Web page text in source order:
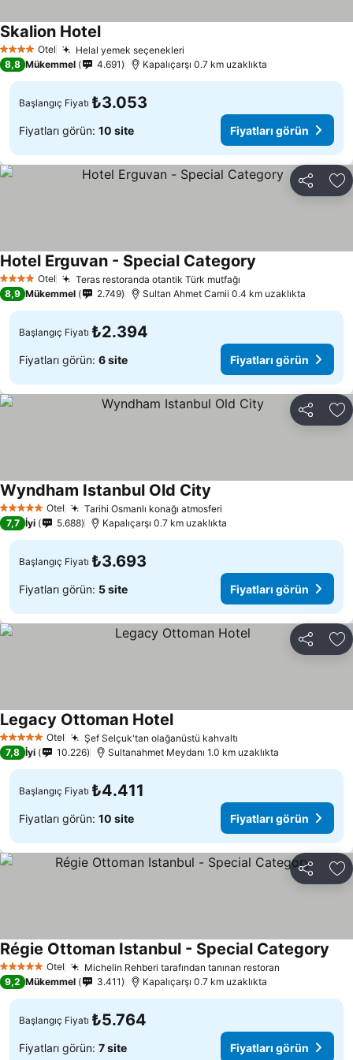
4 Yıldız Otel Helal yemek seçenekleri
Skalion HotelFiyatları görün
8,8 Mükemmel 4.691 Kapalıçarşı 0.7 km uzaklıkta
Başlangıç Fiyatı ₺3.053
Fiyatları görün: 10 site Fiyatları görün
Paylaş
4 Yıldız Otel Teras restoranda otantik Türk mutfağı
Hotel Erguvan - Special Category
8,9 Mükemmel 2.749 Sultan Ahmet Camii 0.4 km uzaklıkta
Başlangıç Fiyatı ₺2.394
Fiyatları görün: 6 site Fiyatları görün
Paylaş
5 Yıldız Otel Tarihi Osmanlı konağı atmosferi
Wyndham Istanbul Old City
7,7 İyi 5.688 Kapalıçarşı 0.7 km uzaklıkta
Başlangıç Fiyatı ₺3.693
Fiyatları görün: 5 site Fiyatları görün
Paylaş
5 Yıldız Otel Şef Selçuk'tan olağanüstü kahvaltı
Legacy Ottoman HotelFiyatları görün
7,8 İyi 10.226 Sultanahmet Meydanı 1.0 km uzaklıkta
Başlangıç Fiyatı ₺4.411
Fiyatları görün: 10 site Fiyatları görün
Paylaş
5 Yıldız Otel Michelin Rehberi tarafından tanınan restoran
Régie Ottoman Istanbul - Special Category
9,2 Mükemmel 3.411 Kapalıçarşı 0.7 km uzaklıkta
Başlangıç Fiyatı ₺5.764
Fiyatları görün: 7 site Fiyatları görün